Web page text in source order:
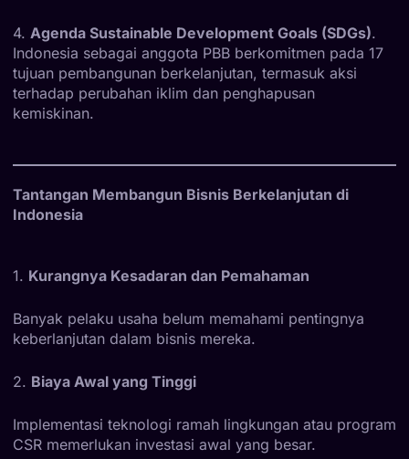
4. Agenda Sustainable Development Goals (SDGs).
Indonesia sebagai anggota PBB berkomitmen pada 17
tujuan pembangunan berkelanjutan, termasuk aksi
terhadap perubahan iklim dan penghapusan
kemiskinan.
Tantangan Membangun Bisnis Berkelanjutan di
Indonesia
1. Kurangnya Kesadaran dan Pemahaman
Banyak pelaku usaha belum memahami pentingnya
keberlanjutan dalam bisnis mereka.
2. Biaya Awal yang Tinggi
Implementasi teknologi ramah lingkungan atau program
CSR memerlukan investasi awal yang besar.